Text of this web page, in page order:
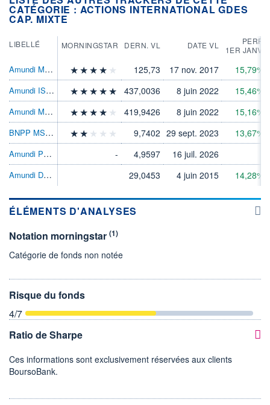
CATÉGORIE : ACTIONS INTERNATIONAL GDES
CAP. MIXTE
LIBELLÉ MORNINGSTAR DERN. VL DATE VL
PERF.
1ER JANV.
Amundi MSCI All Country World ETF EURAcc 125,73 17 nov. 2017
15,79%
Amundi IS MSCI World Ex Europe ETF-C EUR
437,0036 8 juin 2022
15,46%
Amundi MSCI World ex EMU ETF Acc
419,9426 8 juin 2022
15,16%
BNPP MSCI World SRI PAB ETF 
9,7402 29 sept. 2023
13,67%
Amundi PEA Global MSCI ACWI UCITS ETF A
- 4,9597 16 juil. 2026
Amundi DJ Global Titans 50 ETF Dist
29,0453 4 juin 2015 14,28%
ÉLÉMENTS D'ANALYSES
Notation morningstar (1)
Catégorie de fonds non notée
Risque du fonds
4/7
Ratio de Sharpe
Ces informations sont exclusivement réservées aux clients
BoursoBank.